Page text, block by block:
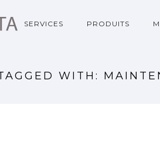
SERVICES PRODUITS
WITH: